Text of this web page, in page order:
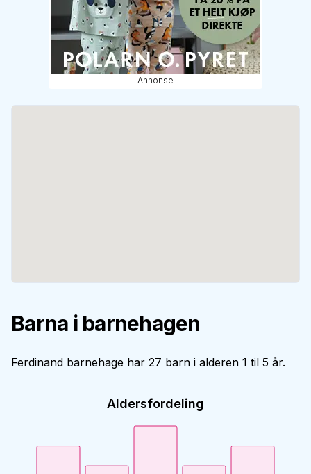
Annonse
Barna i barnehagen
Ferdinand barnehage har 27 barn i alderen 1 til 5 år.
Aldersfordeling